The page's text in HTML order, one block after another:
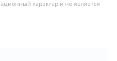
характер и не является